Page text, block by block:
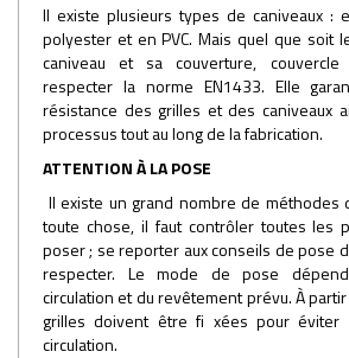
Il existe plusieurs types de caniveaux :
polyester et en PVC. Mais quel que soit
caniveau et sa couverture,
respecter la norme EN1433. Elle
résistance des grilles et des caniveaux
processus tout au long de la fabrication.
ATTENTION À LA POSE
Il existe un grand nombre de méthodes
toute chose, il faut contrôler toutes les
poser ; se reporter aux conseils de pose
respecter. Le mode de pose
circulation et du revêtement prévu. À
grilles doivent être fi xées pour éviter
circulation.